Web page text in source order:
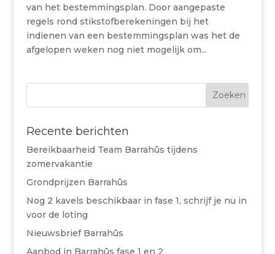
van het bestemmingsplan. Door aangepaste
regels rond stikstofberekeningen bij het
indienen van een bestemmingsplan was het de
afgelopen weken nog niet mogelijk om...
Recente berichten
Bereikbaarheid Team Barrahûs tijdens
zomervakantie
Grondprijzen Barrahûs
Nog 2 kavels beschikbaar in fase 1, schrijf je nu in
voor de loting
Nieuwsbrief Barrahûs